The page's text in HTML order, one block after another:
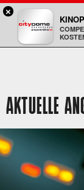
Kinopolis
AKTUELLE
×